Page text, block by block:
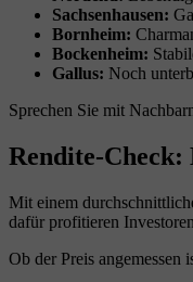
Sachsenhausen:
Bornheim:
Bockenheim:
Gallus: Noch
Sprechen Sie mit
Rendite-
Mit einem
dafür profitieren
Ob der Preis angemessen